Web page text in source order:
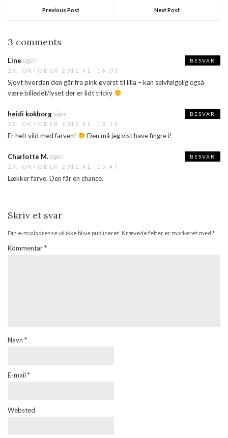
Previous Post Next Post
3 comments
Line siger:
26. OKTOBER 2012 KL. 16:03
Sjovt hvordan den går fra pink øverst til lilla – kan selvfølgelig også
være billedet/lyset der er lidt tricky
BESVAR
heidi kokborgsiger:
28. OKTOBER 2012 KL. 13:16
Er helt vild med farven! Den må jeg vist have fingre i!
BESVAR
Charlotte M.siger:
29. OKTOBER 2012 KL. 15:47
Lækker farve. Den får en chance.
BESVAR
Skriv et svar
Din e-mailadresse vil ikke blive publiceret. Krævede felter er markeret med *
Kommentar*
Navn *
E-mail *
Websted